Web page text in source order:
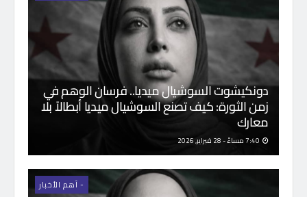
دونكيشوت السوشيال ميديا.. فرسان الوهم في
زمن الثورة: كيف تصنع السوشيال ميديا أبطالاً بلا
معارك
- اَهم الأخبار